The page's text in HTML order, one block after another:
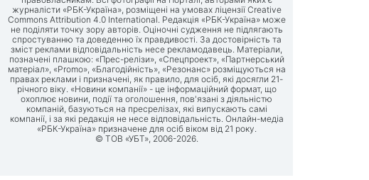
журналісти «РБК-Україна», розміщені на умовах ліцензії Creative
Commons Attribution 4.0 International. Редакція «РБК-Україна» може
не поділяти точку зору авторів. Оціночні судження не підлягають
спростуванню та доведенню їх правдивості. За достовірність та
зміст реклами відповідальність несе рекламодавець. Матеріали,
позначені плашкою: «Прес-релізи», «Спецпроект», «Партнерський
матеріал», «Promo», «Благодійність», «Резонанс» розміщуються на
правах реклами і призначені, як правило, для осіб, які досягли 21-
річного віку. «Новини компанії» - це інформаційний формат, що
охоплює новини, події та оголошення, пов'язані з діяльністю
компаній, базуються на пресрелізах, які випускають самі
компанії, і за які редакція не несе відповідальність. Онлайн-медіа
«РБК-Україна» призначене для осіб віком від 21 року.
© ТОВ «УБТ», 2006-2026.